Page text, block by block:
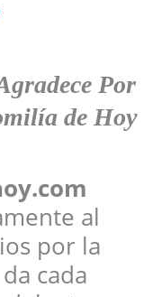
Por
de Hoy
al
por la
cada